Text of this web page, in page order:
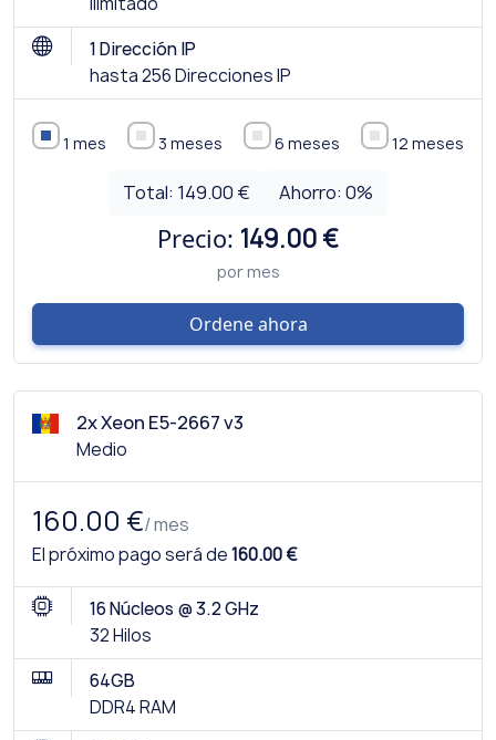
1 Dirección IP
hasta 256 Direcciones IP
1 mes 3 meses 6 meses 12 meses
Total: 149.00 € Ahorro: 0%
Precio: 149.00 €
por mes
Ordene ahora
2x Xeon E5-2667 v3
Medio
160.00 €/ mes
El próximo pago será de160.00 €
16 Núcleos @ 3.2 GHz
32 Hilos
64GB
DDR4 RAM